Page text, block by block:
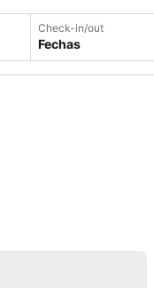
Check-in/out
Fechas